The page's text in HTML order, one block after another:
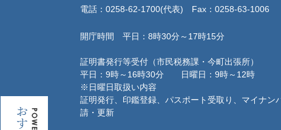
電話：0258-62-1700(代表) Fax：0258-63-1006
開庁時間 平日：8時30分～17時15分
証明書発行等受付（市民税務課・今町出張所）
平日：9時～16時30分 日曜日：9時～12時
※日曜日取扱い内容
証明発行、印鑑登録、パスポート受取り、マイナン
請・更新